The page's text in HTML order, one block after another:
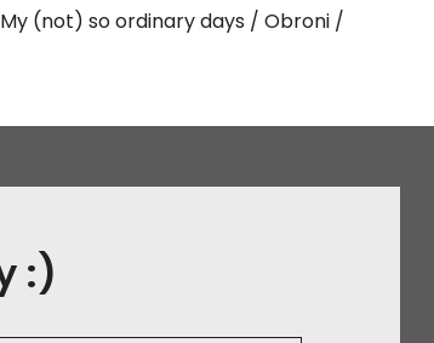
My (not) so ordinary days
Obroni
:)